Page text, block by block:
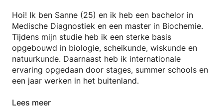
***ENGLISH***
Hello! My name is Sanne (25), and I hold a Master's
degree in Biochemistry. Starting in September, I will
begin training to obtain my first-degree teaching
qualification in Biology. Besides my passion for
laboratory research, I enjoy supporting students in
their learning and sharing my enthusiasm for
science. Over the years, I have helped more than 20
students with biology, chemistry, and mathematics. I
Hoi! Ik ben Sanne (25) en ik heb een bachelor in
Medische Diagnostiek en een master in Biochemie.
Tijdens mijn studie heb ik een sterke basis
opgebouwd in biologie, scheikunde, wiskunde en
natuurkunde. Daarnaast heb ik internationale
ervaring opgedaan door stages, summer schools en
een jaar werken in het buitenland.
Vanaf augustus ben ik weer terug in Nederland en
Lees meer